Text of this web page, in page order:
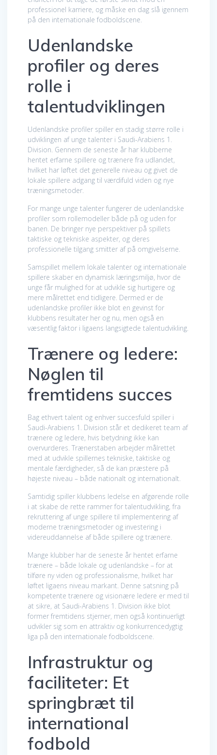
professionel karriere, og måske en dag slå igennem
på den internationale fodboldscene.
Udenlandske
profiler og deres
rolle i
talentudviklingen
Udenlandske profiler spiller en stadig større rolle i
udviklingen af unge talenter i Saudi-Arabiens 1.
Division. Gennem de seneste år har klubberne
hentet erfarne spillere og trænere fra udlandet,
hvilket har løftet det generelle niveau og givet de
lokale spillere adgang til værdifuld viden og nye
træningsmetoder.
For mange unge talenter fungerer de udenlandske
profiler som rollemodeller både på og uden for
banen. De bringer nye perspektiver på spillets
taktiske og tekniske aspekter, og deres
professionelle tilgang smitter af på omgivelserne.
Samspillet mellem lokale talenter og internationale
spillere skaber en dynamisk læringsmiljø, hvor de
unge får mulighed for at udvikle sig hurtigere og
mere målrettet end tidligere. Dermed er de
udenlandske profiler ikke blot en gevinst for
klubbens resultater her og nu, men også en
væsentlig faktor i ligaens langsigtede talentudvikling.
Trænere og ledere:
Nøglen til
fremtidens succes
Bag ethvert talent og enhver succesfuld spiller i
Saudi-Arabiens 1. Division står et dedikeret team af
trænere og ledere, hvis betydning ikke kan
overvurderes. Trænerstaben arbejder målrettet
med at udvikle spillernes tekniske, taktiske og
mentale færdigheder, så de kan præstere på
højeste niveau – både nationalt og internationalt.
Samtidig spiller klubbens ledelse en afgørende rolle
i at skabe de rette rammer for talentudvikling, fra
rekruttering af unge spillere til implementering af
moderne træningsmetoder og investering i
videreuddannelse af både spillere og trænere.
Mange klubber har de seneste år hentet erfarne
trænere – både lokale og udenlandske – for at
tilføre ny viden og professionalisme, hvilket har
løftet ligaens niveau markant. Denne satsning på
kompetente trænere og visionære ledere er med til
at sikre, at Saudi-Arabiens 1. Division ikke blot
former fremtidens stjerner, men også kontinuerligt
udvikler sig som en attraktiv og konkurrencedygtig
liga på den internationale fodboldscene.
Infrastruktur og
faciliteter: Et
springbræt til
international
fodbold